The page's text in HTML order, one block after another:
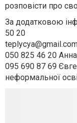
розповісти про
За додатковою
50 20
050 825 46 20
095 690 87 69
неформальної